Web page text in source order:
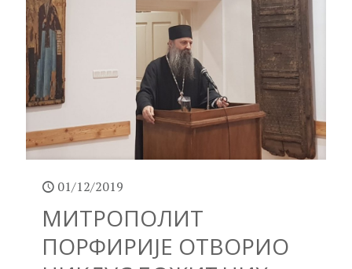
01/12/2019
МИТРОПОЛИТ
ПОРФИРИЈЕ ОТВОРИО